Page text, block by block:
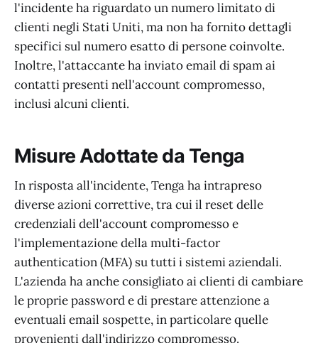
l'incidente ha riguardato un numero limitato di
clienti negli Stati Uniti, ma non ha fornito dettagli
specifici sul numero esatto di persone coinvolte.
Inoltre, l'attaccante ha inviato email di spam ai
contatti presenti nell'account compromesso,
inclusi alcuni clienti.
Misure Adottate da Tenga
In risposta all'incidente, Tenga ha intrapreso
diverse azioni correttive, tra cui il reset delle
credenziali dell'account compromesso e
l'implementazione della multi-factor
authentication (MFA) su tutti i sistemi aziendali.
L'azienda ha anche consigliato ai clienti di cambiare
le proprie password e di prestare attenzione a
eventuali email sospette, in particolare quelle
provenienti dall'indirizzo compromesso.